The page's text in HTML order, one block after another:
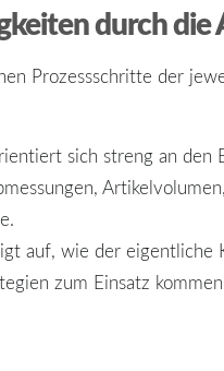
durch
Prozessschritte der
sich streng an den
auf, wie der eigentliche
zum Einsatz